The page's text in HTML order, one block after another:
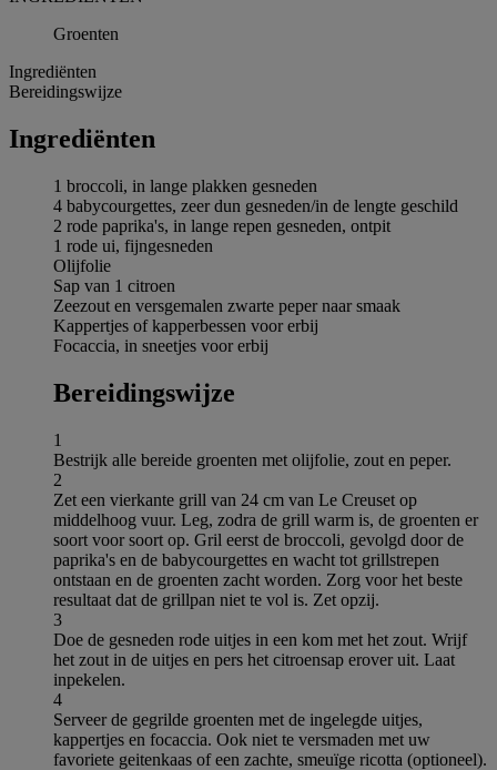
Groenten
Ingrediёnten
Bereidingswijze
Ingrediёnten
1 broccoli, in lange plakken gesneden
4 babycourgettes, zeer dun gesneden/in de lengte geschild
2 rode paprika's, in lange repen gesneden, ontpit
1 rode ui, fijngesneden
Olijfolie
Sap van 1 citroen
Zeezout en versgemalen zwarte peper naar smaak
Kappertjes of kapperbessen voor erbij
Focaccia, in sneetjes voor erbij
Bereidingswijze
1
Bestrijk alle bereide groenten met olijfolie, zout en peper.
2
Zet een vierkante grill van 24 cm van Le Creuset op
middelhoog vuur. Leg, zodra de grill warm is, de groenten er
soort voor soort op. Gril eerst de broccoli, gevolgd door de
paprika's en de babycourgettes en wacht tot grillstrepen
ontstaan en de groenten zacht worden. Zorg voor het beste
resultaat dat de grillpan niet te vol is. Zet opzij.
3
Doe de gesneden rode uitjes in een kom met het zout. Wrijf
het zout in de uitjes en pers het citroensap erover uit. Laat
inpekelen.
4
Serveer de gegrilde groenten met de ingelegde uitjes,
kappertjes en focaccia. Ook niet te versmaden met uw
favoriete geitenkaas of een zachte, smeuïge ricotta (optioneel).